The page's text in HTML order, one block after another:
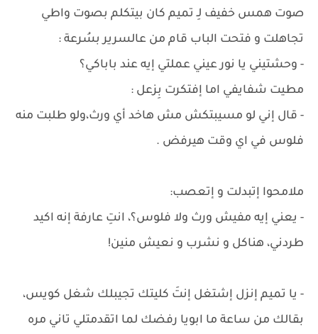
صوت همس خفيف لِـ تميم كان بيتكلم بصوت واطي
تجاهلت و فتحت الباب قام من عالسرير بسُرعة :
- وحشتيني يا نور عيني عملتي إيه عند باباكي؟
مطيت شفايفي اما إفتكرت بِزعل :
- قال إني لو مسيبتكش مش هاخد أي ورث،ولو طلبت منه
فلوس في اي وقت هيرفض .
ملامحوا إتبدلت و إتعصب:
- يعني إيه مفيش ورث ولا فلوس؟، انتِ عارفة إنه اكيد
طردني، هناكل و نشرب و نعيش منين!
- يا تميم إنزل إشتغل إنتَ كليتك تجيبلك شغل كويس،
بقالك من ساعة ما ابويا رفضك لما اتقدمتلي تاني مره